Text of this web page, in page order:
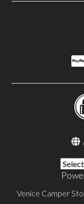
Venice Camper